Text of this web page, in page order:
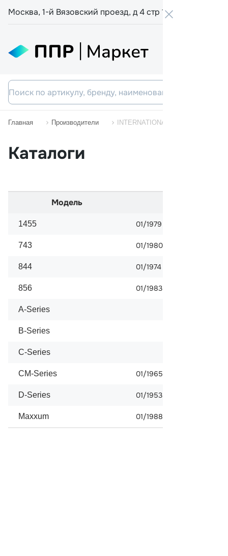
Москва, 1-й Вязовский проезд, д 4 стр 19
Главная Производители INTERNATIONAL HARV.
Каталоги
Модель
1455 01/1979
743 01/1980
844 01/1974
856 01/1983
A-Series
B-Series
C-Series
CM-Series 01/1965
D-Series 01/1953
Maxxum 01/1988